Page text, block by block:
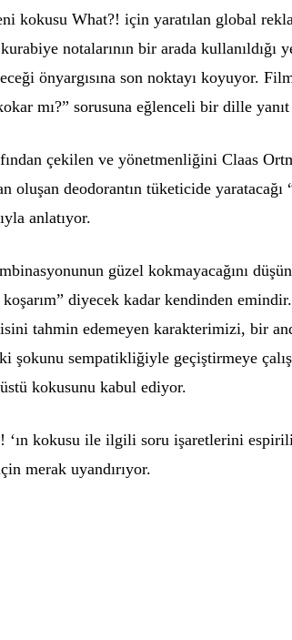
kokusu What?! için yaratılan global
notalarının bir arada kullanıldığı
önyargısına son noktayı koyuyor.
mı?” sorusuna eğlenceli bir dille
çekilen ve yönetmenliğini Claas
oluşan deodorantın tüketicide yaratacağı
anlatıyor.
güzel kokmayacağını
diyecek kadar kendinden
tahmin edemeyen karakterimizi, bir
şokunu sempatikliğiyle geçiştirmeye
kokusunu kabul ediyor.
kokusu ile ilgili soru işaretlerini
merak uyandırıyor.